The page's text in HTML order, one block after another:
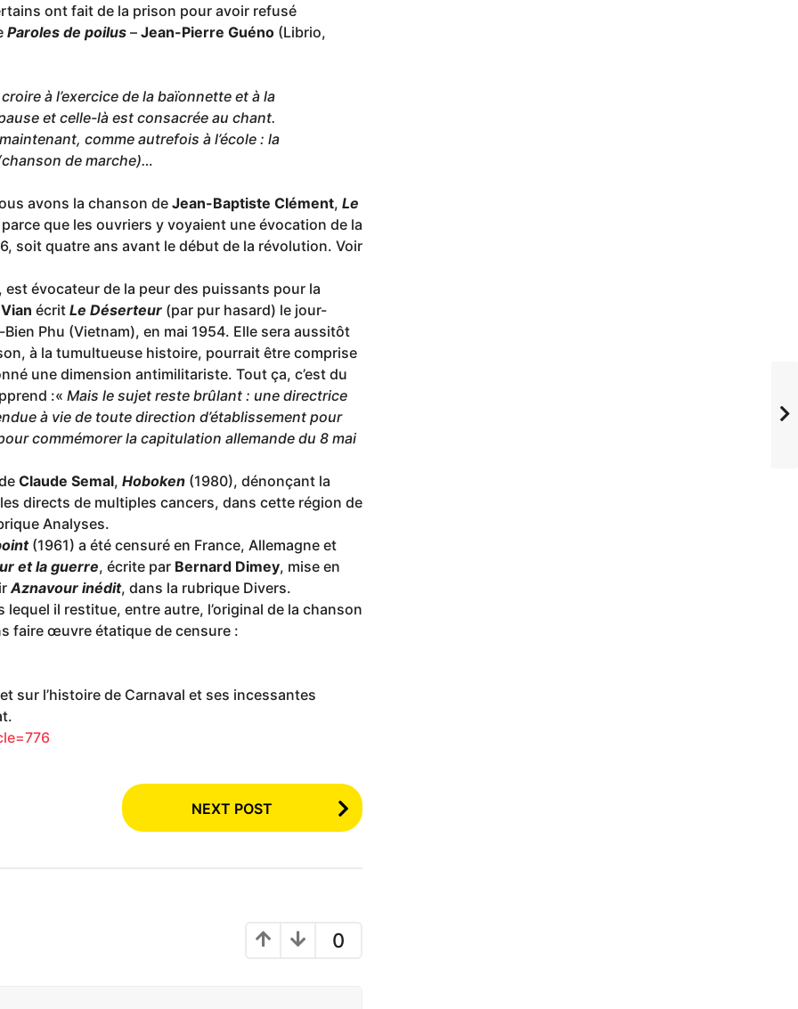
ont fait de la prison pour avoir refusé
Paroles de poilus – Jean-Pierre Guéno (Librio,
à l’exercice de la baïonnette et à la
et celle-là est consacrée au chant.
comme autrefois à l’école : la
de marche)…
avons la chanson de Jean-Baptiste Clément, Le
que les ouvriers y voyaient une évocation de la
soit quatre ans avant le début de la révolution. Voir
évocateur de la peur des puissants pour la
écrit Le Déserteur (par pur hasard) le jour-
Phu (Vietnam), en mai 1954. Elle sera aussitôt
à la tumultueuse histoire, pourrait être comprise
une dimension antimilitariste. Tout ça, c’est du
:« Mais le sujet reste brûlant : une directrice
à vie de toute direction d’établissement pour
commémorer la capitulation allemande du 8 mai
Claude Semal, Hoboken (1980), dénonçant la
directs de multiples cancers, dans cette région de
Analyses.
(1961) a été censuré en France, Allemagne et
et la guerre, écrite par Bernard Dimey, mise en
Aznavour inédit, dans la rubrique Divers.
lequel il restitue, entre autre, l’original de la chanson
faire œuvre étatique de censure :
sur l’histoire de Carnaval et ses incessantes
NEXT POST
0